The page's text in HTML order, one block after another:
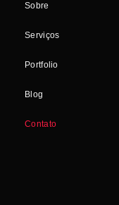
Sobre
Serviços
Portfolio
Blog
Contato